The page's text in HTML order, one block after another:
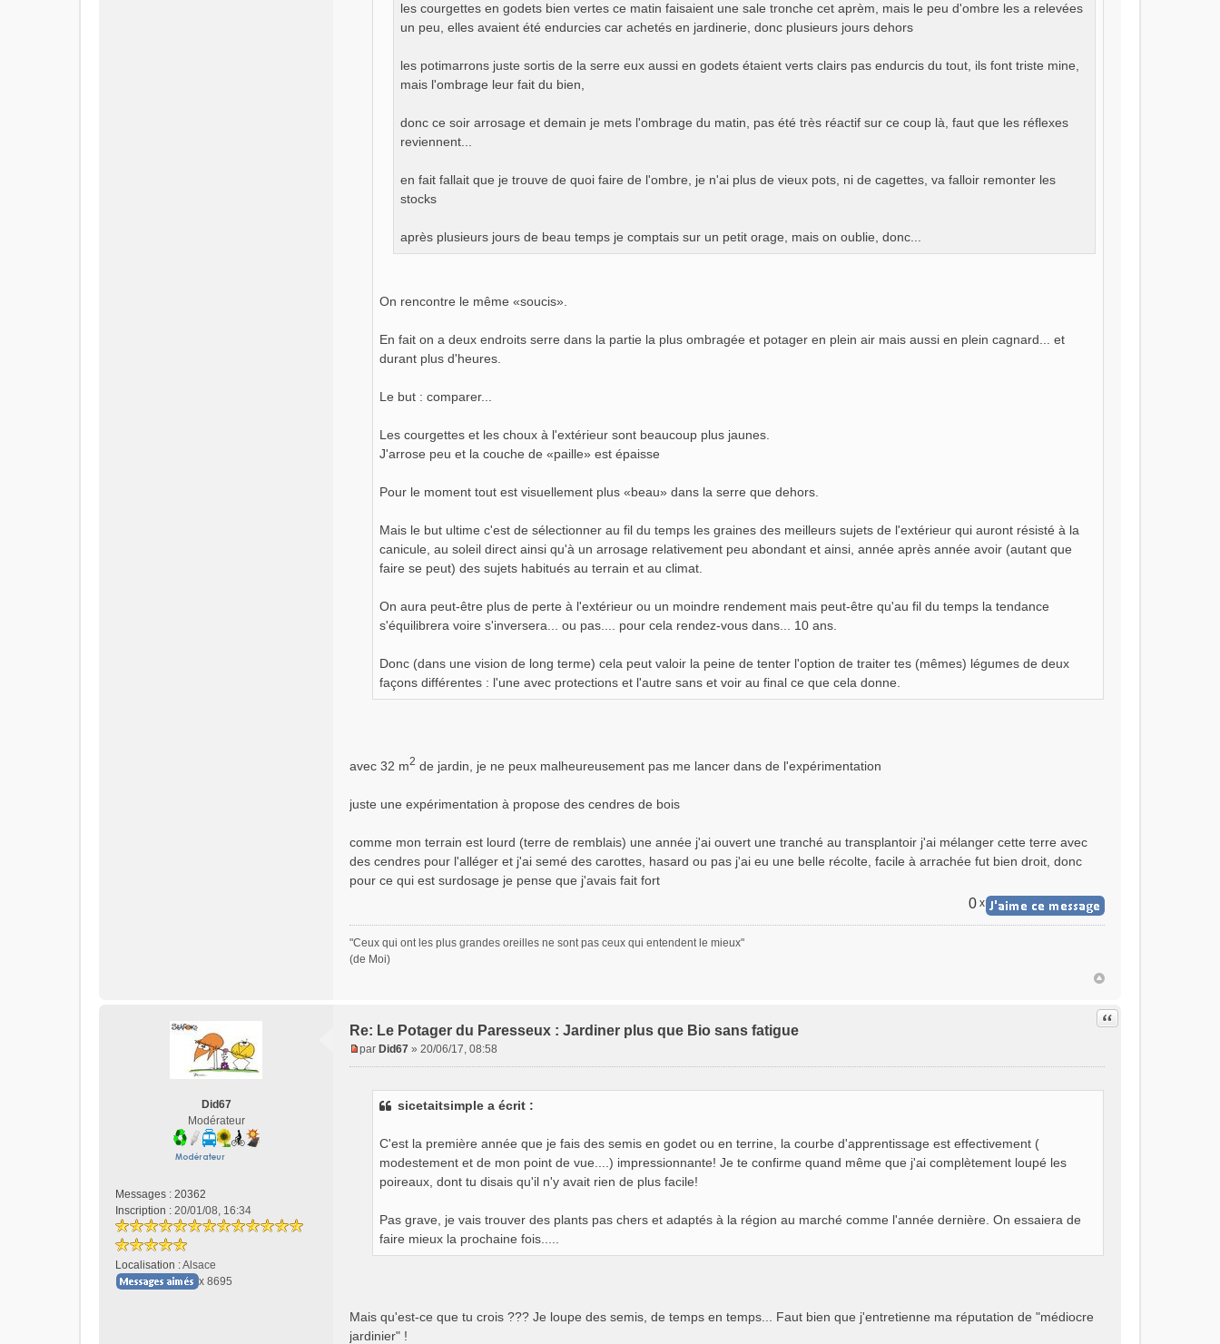
les courgettes en godets bien vertes ce matin faisaient une sale tronche cet aprèm, mais le peu d'ombre les a relevées
un peu, elles avaient été endurcies car achetés en jardinerie, donc plusieurs jours dehors
les potimarrons juste sortis de la serre eux aussi en godets étaient verts clairs pas endurcis du tout, ils font triste mine,
mais l'ombrage leur fait du bien,
donc ce soir arrosage et demain je mets l'ombrage du matin, pas été très réactif sur ce coup là, faut que les réflexes
reviennent...
en fait fallait que je trouve de quoi faire de l'ombre, je n'ai plus de vieux pots, ni de cagettes, va falloir remonter les
stocks
après plusieurs jours de beau temps je comptais sur un petit orage, mais on oublie, donc...
On rencontre le même «soucis».
En fait on a deux endroits serre dans la partie la plus ombragée et potager en plein air mais aussi en plein cagnard... et
durant plus d'heures.
Le but : comparer...
Les courgettes et les choux à l'extérieur sont beaucoup plus jaunes.
J'arrose peu et la couche de «paille» est épaisse
Pour le moment tout est visuellement plus «beau» dans la serre que dehors.
Mais le but ultime c'est de sélectionner au fil du temps les graines des meilleurs sujets de l'extérieur qui auront résisté à la
canicule, au soleil direct ainsi qu'à un arrosage relativement peu abondant et ainsi, année après année avoir (autant que
faire se peut) des sujets habitués au terrain et au climat.
On aura peut-être plus de perte à l'extérieur ou un moindre rendement mais peut-être qu'au fil du temps la tendance
s'équilibrera voire s'inversera... ou pas.... pour cela rendez-vous dans... 10 ans.
Donc (dans une vision de long terme) cela peut valoir la peine de tenter l'option de traiter tes (mêmes) légumes de deux
façons différentes : l'une avec protections et l'autre sans et voir au final ce que cela donne.
avec 32 m2 de jardin, je ne peux malheureusement pas me lancer dans de l'expérimentation
juste une expérimentation à propose des cendres de bois
comme mon terrain est lourd (terre de remblais) une année j'ai ouvert une tranché au transplantoir j'ai mélanger cette terre avec
des cendres pour l'alléger et j'ai semé des carottes, hasard ou pas j'ai eu une belle récolte, facile à arrachée fut bien droit, donc
pour ce qui est surdosage je pense que j'avais fait fort
0 x
"Ceux qui ont les plus grandes oreilles ne sont pas ceux qui entendent le mieux"
(de Moi)
Did67
Modérateur
Messages : 20362
Inscription : 20/01/08, 16:34
Localisation :Alsace
x 8695
Re: Le Potager du Paresseux : Jardiner plus que Bio sans fatigue
Citer
par Did67 » 20/06/17, 08:58
sicetaitsimple a écrit :
C'est la première année que je fais des semis en godet ou en terrine, la courbe d'apprentissage est effectivement (
modestement et de mon point de vue....) impressionnante! Je te confirme quand même que j'ai complètement loupé les
poireaux, dont tu disais qu'il n'y avait rien de plus facile!
Pas grave, je vais trouver des plants pas chers et adaptés à la région au marché comme l'année dernière. On essaiera de
faire mieux la prochaine fois.....
Mais qu'est-ce que tu crois ??? Je loupe des semis, de temps en temps... Faut bien que j'entretienne ma réputation de "médiocre
jardinier" !